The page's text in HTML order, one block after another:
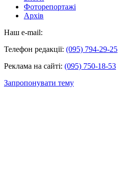
Фоторепортажі
Архів
Наш e-mail:
Телефон редакції: (095) 794-29-25
Реклама на сайті: (095) 750-18-53
Запропонувати тему